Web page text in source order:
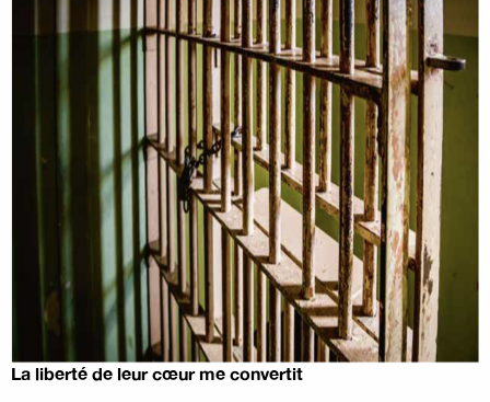
La liberté de leur cœur me convertit